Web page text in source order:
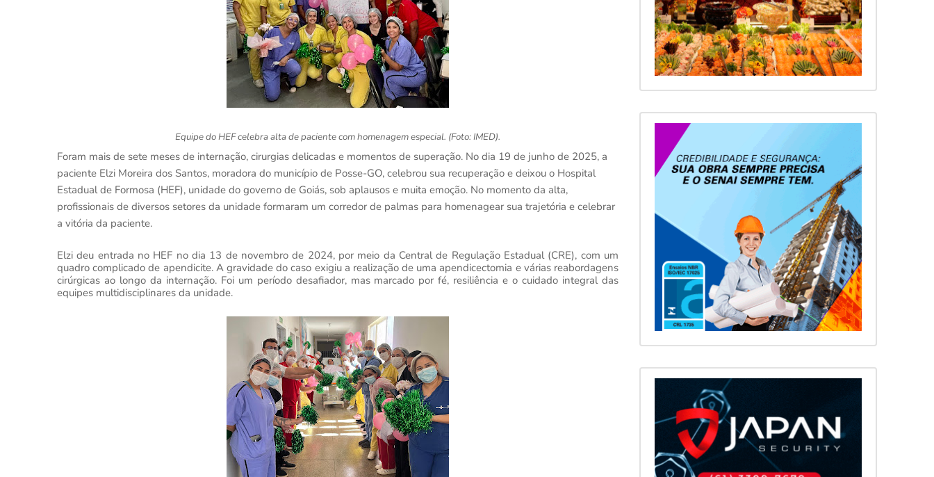
Equipe do HEF celebra alta de paciente com homenagem especial. (Foto: IMED).
Foram mais de sete meses de internação, cirurgias delicadas e momentos de superação. No dia 19 de junho de 2025, a
paciente Elzi Moreira dos Santos, moradora do município de Posse-GO, celebrou sua recuperação e deixou o Hospital
Estadual de Formosa (HEF), unidade do governo de Goiás, sob aplausos e muita emoção. No momento da alta,
profissionais de diversos setores da unidade formaram um corredor de palmas para homenagear sua trajetória e celebrar
a vitória da paciente.
Elzi deu entrada no HEF no dia 13 de novembro de 2024, por meio da Central de Regulação Estadual (CRE), com um
quadro complicado de apendicite. A gravidade do caso exigiu a realização de uma apendicectomia e várias reabordagens
cirúrgicas ao longo da internação. Foi um período desafiador, mas marcado por fé, resiliência e o cuidado integral das
equipes multidisciplinares da unidade.